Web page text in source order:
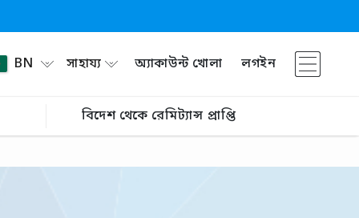
BN সাহায্য অ্যাকাউন্ট খোলা লগইন
বিদেশ থেকে রেমিট্যান্স প্রাপ্তি